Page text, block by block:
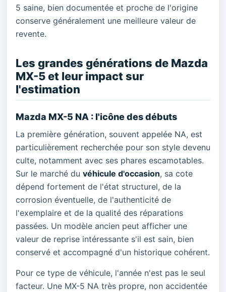
5 saine, bien documentée et proche de l'origine
conserve généralement une meilleure valeur de
revente.
Les grandes générations de Mazda
MX-5 et leur impact sur
l'estimation
Mazda MX-5 NA : l'icône des débuts
La première génération, souvent appelée NA, est
particulièrement recherchée pour son style devenu
culte, notamment avec ses phares escamotables.
Sur le marché du véhicule d'occasion, sa cote
dépend fortement de l'état structurel, de la
corrosion éventuelle, de l'authenticité de
l'exemplaire et de la qualité des réparations
passées. Un modèle ancien peut afficher une
valeur de reprise intéressante s'il est sain, bien
conservé et accompagné d'un historique cohérent.
Pour ce type de véhicule, l'année n'est pas le seul
facteur. Une MX-5 NA très propre, non accidentée